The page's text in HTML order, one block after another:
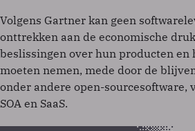
Volgens Gartner kan geen
onttrekken aan de economische
beslissingen over hun producten en
moeten nemen, mede door de
onder andere open-sourcesoftware,
SOA en SaaS.